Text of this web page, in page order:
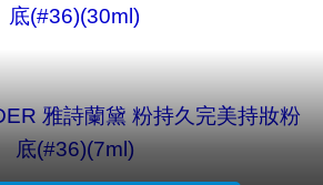
底(#36)(30ml)
雅詩蘭黛 粉持久完美持妝粉
底(#36)(7ml)